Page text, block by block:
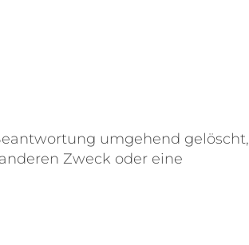
umgehend gelöscht,
Zweck oder eine